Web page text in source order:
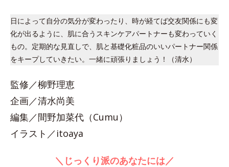
日によって自分の気分が変わったり、時が経てば交友関係にも変
化が出るように、肌に合うスキンケアパートナーも変わっていく
もの。定期的な見直しで、肌と基礎化粧品のいいパートナー関係
をキープしていきたい。一緒に頑張りましょう！（清水）
監修／柳野理恵
企画／清水尚美
編集／間野加菜代（Cumu）
イラスト／itoaya
＼じっくり派のあなたには／